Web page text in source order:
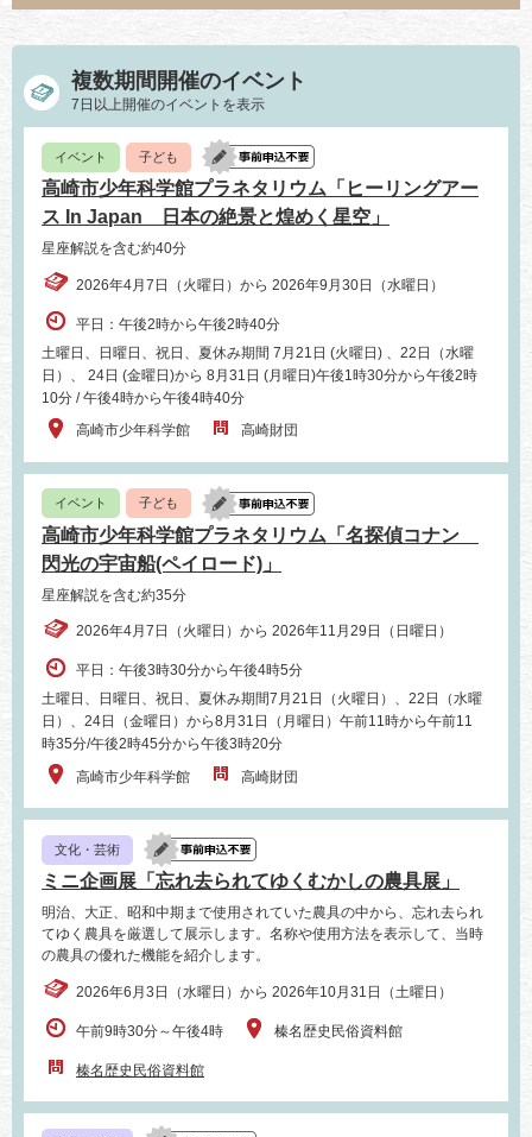
複数期間開催のイベント
7日以上開催のイベントを表示
イベント 子ども
高崎市少年科学館プラネタリウム「ヒーリングアー
ス In Japan 日本の絶景と煌めく星空」
星座解説を含む約40分
2026年4月7日（火曜日）から 2026年9月30日（水曜日）
平日：午後2時から午後2時40分
土曜日、日曜日、祝日、夏休み期間 7月21日 (火曜日) 、22日（水曜
日）、 24日 (金曜日)から 8月31日 (月曜日)午後1時30分から午後2時
10分 / 午後4時から午後4時40分
高崎市少年科学館
高崎財団
イベント 子ども
高崎市少年科学館プラネタリウム「名探偵コナン
閃光の宇宙船(ペイロード)」
星座解説を含む約35分
2026年4月7日（火曜日）から 2026年11月29日（日曜日）
平日：午後3時30分から午後4時5分
土曜日、日曜日、祝日、夏休み期間7月21日（火曜日）、22日（水曜
日）、24日（金曜日）から8月31日（月曜日）午前11時から午前11
時35分/午後2時45分から午後3時20分
高崎市少年科学館
高崎財団
文化・芸術
ミニ企画展「忘れ去られてゆくむかしの農具展」
明治、大正、昭和中期まで使用されていた農具の中から、忘れ去られ
てゆく農具を厳選して展示します。名称や使用方法を表示して、当時
の農具の優れた機能を紹介します。
2026年6月3日（水曜日）から 2026年10月31日（土曜日）
午前9時30分～午後4時 榛名歴史民俗資料館
榛名歴史民俗資料館